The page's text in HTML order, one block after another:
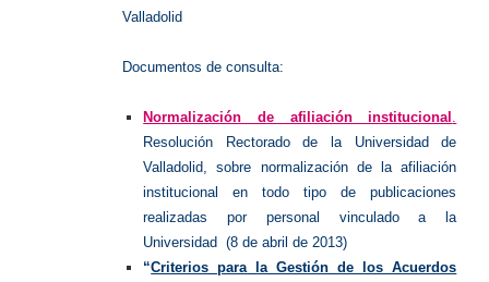
Valladolid
Documentos de consulta:
Normalización de afiliación institucional .
Resolución Rectorado de la Universidad de
Valladolid, sobre normalización de la afiliación
institucional en todo tipo de publicaciones
realizadas por personal vinculado a la
Universidad (8 de abril de 2013)
“Criterios para la Gestión de los Acuerdos